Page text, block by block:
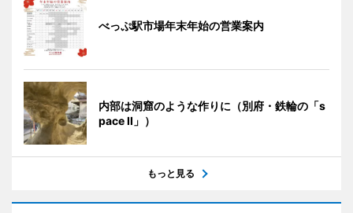
べっぷ駅市場年末年始の営業案内
内部は洞窟のような作りに（別府・鉄輪の「s
pace II」）
もっと見る